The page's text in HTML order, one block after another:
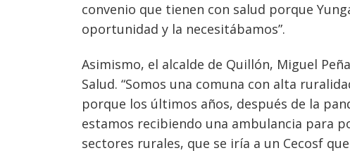
convenio que tienen con salud porque
oportunidad y la necesitábamos”.
Asimismo, el alcalde de Quillón, Miguel
Salud. “Somos una comuna con alta
porque los últimos años, después de la
estamos recibiendo una ambulancia para
sectores rurales, que se iría a un Cecosf